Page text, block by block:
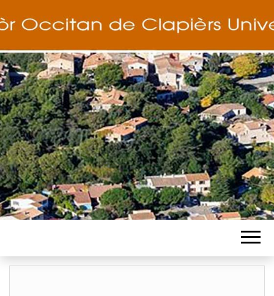
COCUT